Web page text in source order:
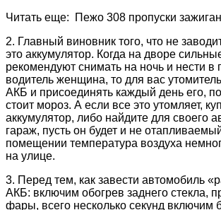
Читать еще: Пежо 308 пропуски
2. Главный виновник того, что не
это аккумулятор. Когда на дворе
рекомендуют снимать на ночь и нести
водитель женщина, то для вас
АКБ и присоединять каждый день его,
стоит мороз. А если все это утомляет,
аккумулятор, либо найдите для своего
гараж, пусть он будет и не
помещении температура воздуха
на улице.
3. Перед тем, как завести автомобиль
АКБ: включим обогрев заднего стекла,
фары, всего несколько секунд включим